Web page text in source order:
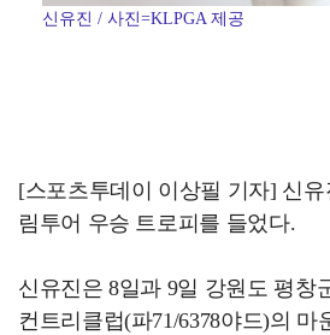
신유진 / 사진=KLPGA 제공
[스포츠투데이 이상필 기자] 신유
림투어 우승 트로피를 들었다.
신유진은 8일과 9일 강원도 평창
컨트리클럽(파71/6378야드)의 마